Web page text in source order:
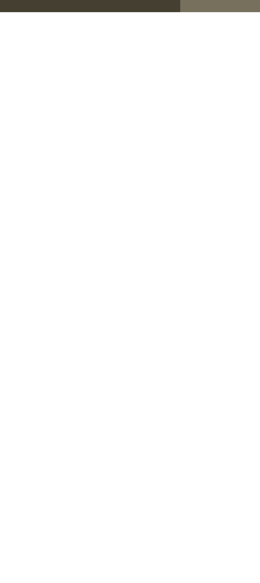
滋賀県内の注文住宅